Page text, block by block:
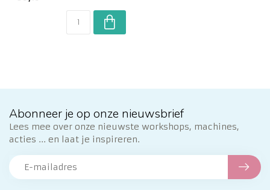
Abonneer je op onze nieuwsbrief
Lees mee over onze nieuwste workshops, machines,
acties ... en laat je inspireren.